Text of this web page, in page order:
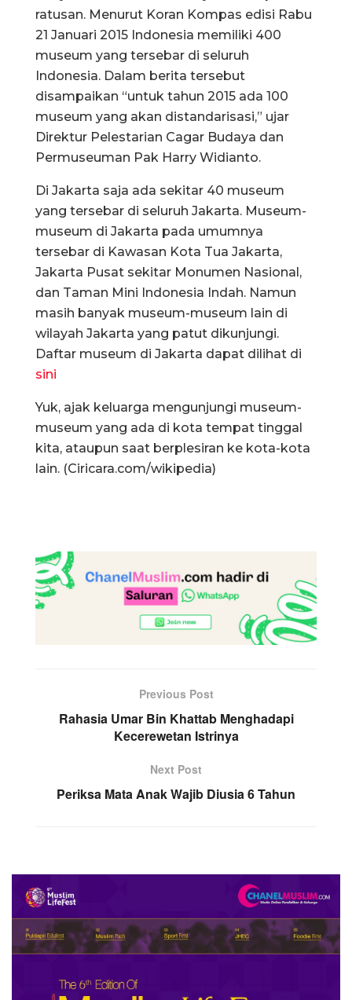
ratusan. Menurut Koran Kompas edisi Rabu
21 Januari 2015 Indonesia memiliki 400
museum yang tersebar di seluruh
Indonesia. Dalam berita tersebut
disampaikan “untuk tahun 2015 ada 100
museum yang akan distandarisasi,” ujar
Direktur Pelestarian Cagar Budaya dan
Permuseuman Pak Harry Widianto.
Di Jakarta saja ada sekitar 40 museum
yang tersebar di seluruh Jakarta. Museum-
museum di Jakarta pada umumnya
tersebar di Kawasan Kota Tua Jakarta,
Jakarta Pusat sekitar Monumen Nasional,
dan Taman Mini Indonesia Indah. Namun
masih banyak museum-museum lain di
wilayah Jakarta yang patut dikunjungi.
Daftar museum di Jakarta dapat dilihat di
sini
Yuk, ajak keluarga mengunjungi museum-
museum yang ada di kota tempat tinggal
kita, ataupun saat berplesiran ke kota-kota
lain. (Ciricara.com/wikipedia)
Previous Post
Rahasia Umar Bin Khattab Menghadapi
Kecerewetan Istrinya
Next Post
Periksa Mata Anak Wajib Diusia 6 Tahun